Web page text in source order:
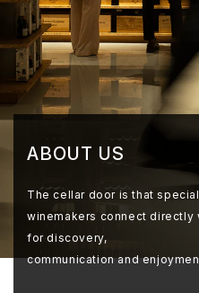
ABOUT US
The cellar door is that
winemakers connect directly
for discovery,
communication and